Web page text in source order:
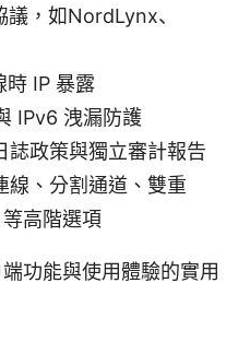
，如NordLynx、
IP 暴露
IPv6 洩漏防護
誌政策與獨立審計報告
線、分割通道、雙重
高階選項
功能與使用體驗的實用